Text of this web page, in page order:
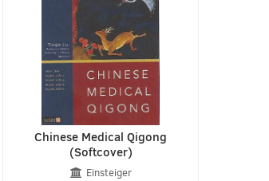
Chinese Medical Qigong
(Softcover)
Einsteiger